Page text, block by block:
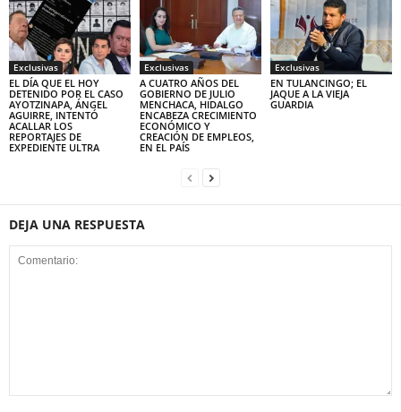
Exclusivas
EL DÍA QUE EL HOY
DETENIDO POR EL CASO
AYOTZINAPA, ÁNGEL
AGUIRRE, INTENTÓ
ACALLAR LOS
REPORTAJES DE
EXPEDIENTE ULTRA
Exclusivas
A CUATRO AÑOS DEL
GOBIERNO DE JULIO
MENCHACA, HIDALGO
ENCABEZA CRECIMIENTO
ECONÓMICO Y
CREACIÓN DE EMPLEOS,
EN EL PAÍS
Exclusivas
EN TULANCINGO; EL
JAQUE A LA VIEJA
GUARDIA
DEJA UNA RESPUESTA